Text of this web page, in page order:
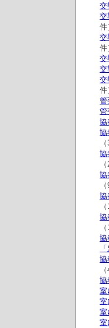
交
交
件
交
件
交
交
交
件
管
管
協
協
協
協
協
協
協
協
協
室
室
室
室